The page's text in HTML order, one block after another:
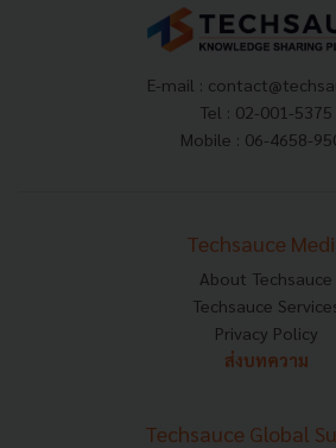
E-mail :
Tel : 02-001-5375
Mobile : 06-4658-
Techsauce
About Techsauce
Techsauce
Privacy Policy
ส่งบทความ
Techsauce Global